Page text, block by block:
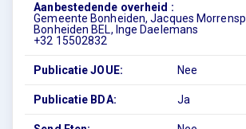
Aanbestedende overheid :
Gemeente Bonheiden, Jacques
Bonheiden BEL, Inge Daelemans
+32 15502832
Publicatie JOUE: Nee
Publicatie BDA: Ja